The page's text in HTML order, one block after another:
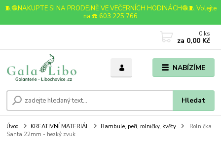
🧵🧶NAKUPTE SI NA PRODEJNĚ VE VEČERNÍCH HODINÁCH🧶🧵 Volejte
na ☎️ 603 225 766
NABÍZÍME
Hledat
0 ks
za 0,00 Kč
Úvod KREATIVNÍ MATERIÁL Bambule, peří, rolničky, květy
Rolnička
Santa 22mm - hezký zvuk